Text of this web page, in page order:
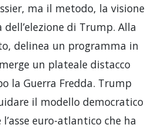
ma il metodo, la visione
di Trump. Alla
delinea un programma in
un plateale distacco
la Guerra Fredda. Trump
il modello democratico
euro-atlantico che ha